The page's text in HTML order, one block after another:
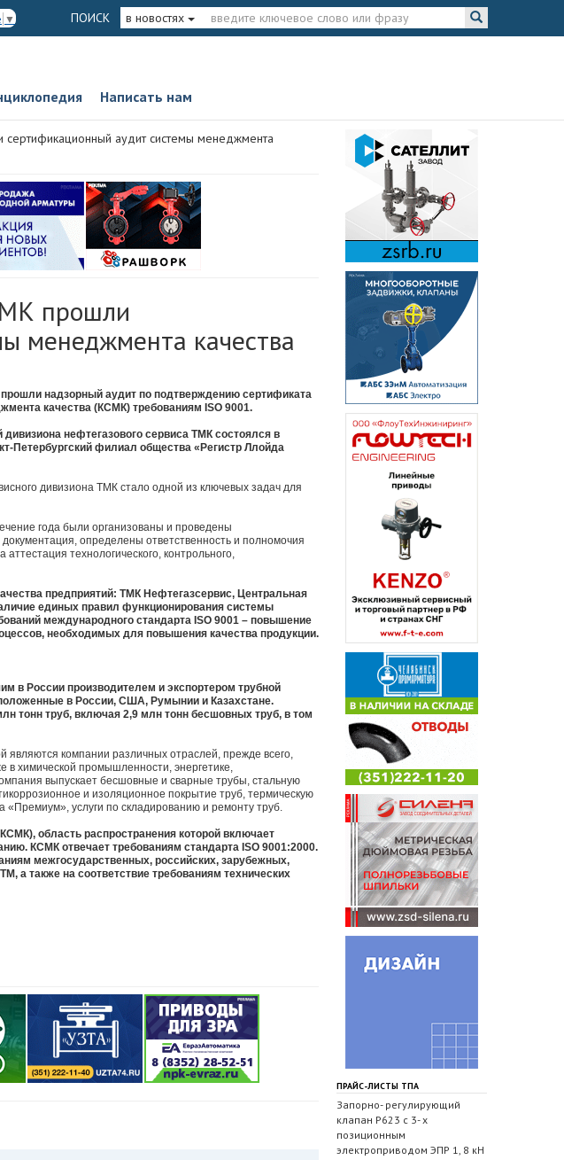
▼ ПОИСК в новостях
Написать нам
аудит системы менеджмента
прошли
менеджмента качества
надзорный аудит по подтверждению сертификата
качества (КСМК) требованиям ISO 9001.
нефтегазового сервиса ТМК состоялся в
Петербургский филиал общества «Регистр Ллойда
дивизиона ТМК стало одной из ключевых задач для
года были организованы и проведены
определены ответственность и полномочия
технологического, контрольного,
предприятий: ТМК Нефтегазсервис, Центральная
единых правил функционирования системы
международного стандарта ISO 9001 – повышение
необходимых для повышения качества продукции.
в России производителем и экспортером трубной
в России, США, Румынии и Казахстане.
тонн труб, включая 2,9 млн тонн бесшовных труб, в том
являются компании различных отраслей, прежде всего,
в химической промышленности, энергетике,
выпускает бесшовные и сварные трубы, стальную
и изоляционное покрытие труб, термическую
«Премиум», услуги по складированию и ремонту труб.
область распространения которой включает
КСМК отвечает требованиям стандарта ISO 9001:2000.
межгосударственных, российских, зарубежных,
а также на соответствие требованиям технических
ПРАЙС-ЛИСТЫ ТПА
Запорно- регулирующий
клапан Р623 с 3- х
позиционным
электроприводом ЭПР 1, 8 кН